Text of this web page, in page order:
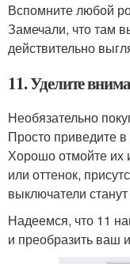
Вспомните любой
Замечали, что там
действительно
11. Уделите
Необязательно
Просто приведите
Хорошо отмойте их
или оттенок,
выключатели
Надеемся, что 11
и преобразить ваш